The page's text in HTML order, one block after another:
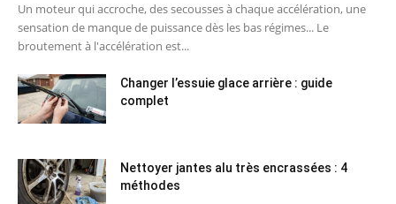
Un moteur qui accroche, des secousses à chaque accélération, une
sensation de manque de puissance dès les bas régimes... Le
broutement à l'accélération est...
Changer l’essuie glace arrière : guide
complet
Nettoyer jantes alu très encrassées : 4
méthodes